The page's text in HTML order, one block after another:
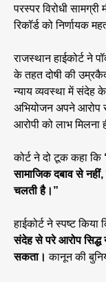
परस्पर विरोधी
रिकॉर्ड को निर्णायक
राजस्थान हाईकोर्ट ने
के तहत दोषी की
न्याय व्यवस्था में संदेह
अभियोजन अपने आरोप
आरोपी को लाभ मिलना
कोर्ट ने दो टूक कहा कि
सामाजिक दबाव से
चलती है।”
हाईकोर्ट ने स्पष्ट किया
संदेह से परे आरोप सिद्ध
सकता। कानून की